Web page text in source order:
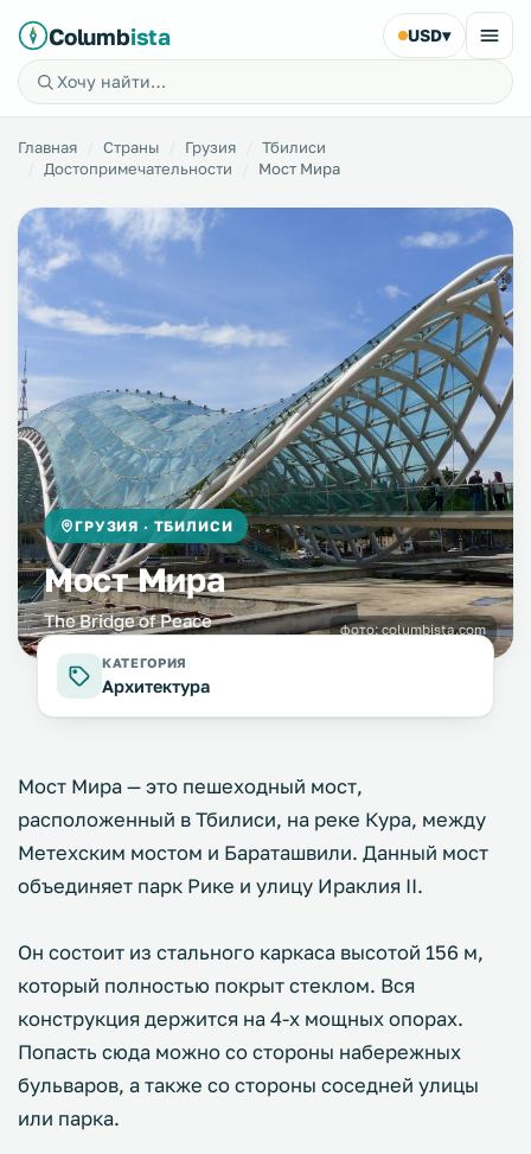
Columbista USD▾
Главная Страны Грузия
Тбилиси
Достопримечательности
Мост Мира
ГРУЗИЯ · ТБИЛИСИ
Мост Мира
The Bridge of Peace фото: columbista.com
КАТЕГОРИЯ
Архитектура
Мост Мира — это пешеходный мост,
расположенный в Тбилиси, на реке Кура, между
Метехским мостом и Бараташвили. Данный мост
объединяет парк Рике и улицу Ираклия II.
Он состоит из стального каркаса высотой 156 м,
который полностью покрыт стеклом. Вся
конструкция держится на 4-х мощных опорах.
Попасть сюда можно со стороны набережных
бульваров, а также со стороны соседней улицы
или парка.